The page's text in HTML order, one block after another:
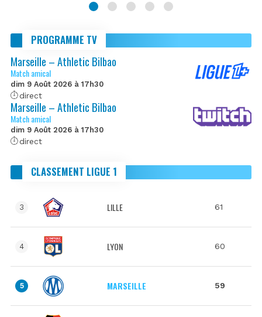
PROGRAMME TV
Marseille – Athletic Bilbao
Match amical
dim 9 Août 2026 à 17h30
direct
Marseille – Athletic Bilbao
Match amical
dim 9 Août 2026 à 17h30
direct
CLASSEMENT LIGUE 1
3 LILLE 61
4 LYON 60
5 MARSEILLE 59